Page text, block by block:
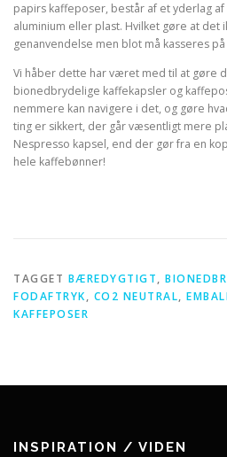
papirs kaffeposer, består af et yderlag
aluminium eller plast. Hvilket gøre at det
genanvendelse men blot må kasseres
Vi håber dette har været med til at gøre
bionedbrydelige kaffekapsler og
nemmere kan navigere i det, og gøre
ting er sikkert, der går væsentligt mere
Nespresso kapsel, end der gør fra en
hele kaffebønner!
TAGGET BÆREDYGTIGT,
FODAFTRYK, CO2 NEUTRAL,
KAFFEPOSER
INSPIRATION / VIDEN